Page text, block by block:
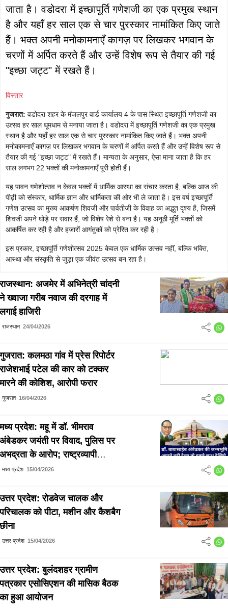
जाता है। वडोदरा में इच्छापूर्ति गणेशजी का एक प्रमुख स्थान
है और यहाँ हर साल एक से चार पुरस्कार नामांकित किए जाते
हैं। भक्त अपनी मनोकामनाएँ कागज़ पर लिखकर भगवान के
चरणों में अर्पित करते हैं और उन्हें विशेष रूप से तैयार की गई
"इच्छा जट्ट" में रखते हैं।
विस्तार
गुजरात: वडोदरा शहर के मंजलपुर वार्ड कार्यालय 4 के पास स्थित इच्छापूर्ति गणेशजी का
उत्सव हर साल धूमधाम से मनाया जाता है। वडोदरा में इच्छापूर्ति गणेशजी का एक प्रमुख
स्थान है और यहाँ हर साल एक से चार पुरस्कार नामांकित किए जाते हैं। भक्त अपनी
मनोकामनाएँ कागज़ पर लिखकर भगवान के चरणों में अर्पित करते हैं और उन्हें विशेष रूप से
तैयार की गई "इच्छा जट्ट" में रखते हैं। मान्यता के अनुसार, ऐसा माना जाता है कि हर
साल लगभग 22 भक्तों की मनोकामनाएँ पूरी होती हैं।
यह पावन गणेशोत्सव न केवल भक्तों में धार्मिक आस्था का संचार करता है, बल्कि आज की
पीढ़ी को संस्कार, धार्मिक ज्ञान और धार्मिकता की ओर भी ले जाता है। इस वर्ष इच्छापूर्ति
गणेश उत्सव का मुख्य आकर्षण शिवजी और पार्वतीजी के विवाह का अद्भुत दृश्य है, जिसमें
शिवजी अपने घोड़े पर सवार हैं, जो विशेष रेशे से बना है। यह अनूठी मूर्ति भक्तों को
आकर्षित कर रही है और हजारों आगंतुकों को प्रेरित कर रही है।
इस प्रकार, इच्छापूर्ति गणेशोत्सव 2025 केवल एक धार्मिक उत्सव नहीं, बल्कि भक्ति,
आस्था और संस्कृति से जुड़ा एक जीवंत उत्सव बन रहा है।
राजस्थान: अजमेर में अभिनेत्री चांदनी
ने ख्वाजा गरीब नवाज की दरगाह में
लगाई हाजिरी
राजस्थान 24/04/2026
गुजरात: कलमठा गांव में प्रेस रिपोर्टर
राजेशभाई पटेल की कार को टक्कर
मारने की कोशिश, आरोपी फरार
गुजरात 16/04/2026
मध्य प्रदेश: महू में डॉ. भीमराव
अंबेडकर जयंती पर विवाद, पुलिस पर
अभद्रता के आरोप; राष्ट्रव्यापी
आंदोलन की चेतावनी
मध्य प्रदेश 15/04/2026
उत्तर प्रदेश: रोडवेज चालक और
परिचालक को पीटा, मशीन और कैशबैग
छीना
उत्तर प्रदेश 15/04/2026
उत्तर प्रदेश: बुलंदशहर ग्रामीण
पत्रकार एसोसिएशन की मासिक बैठक
का हुआ आयोजन